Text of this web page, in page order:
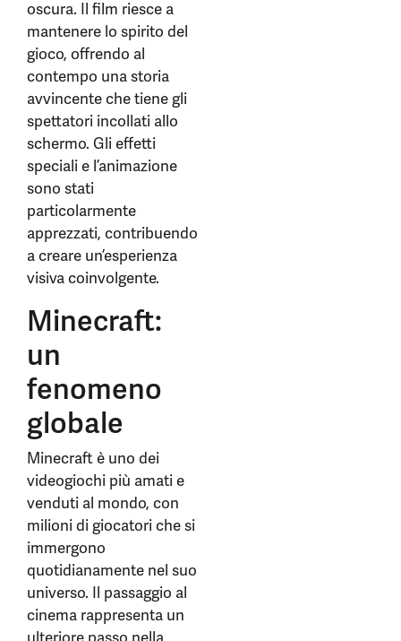
oscura. Il film riesce a
mantenere lo spirito del
gioco, offrendo al
contempo una storia
avvincente che tiene gli
spettatori incollati allo
schermo. Gli effetti
speciali e l’animazione
sono stati
particolarmente
apprezzati, contribuendo
a creare un’esperienza
visiva coinvolgente.
Minecraft:
un
fenomeno
globale
Minecraft è uno dei
videogiochi più amati e
venduti al mondo, con
milioni di giocatori che si
immergono
quotidianamente nel suo
universo. Il passaggio al
cinema rappresenta un